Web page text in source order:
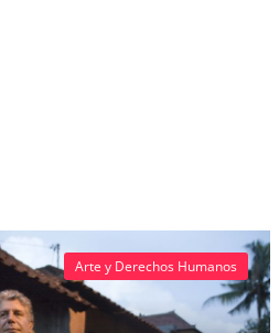
Arte y Derechos Humanos